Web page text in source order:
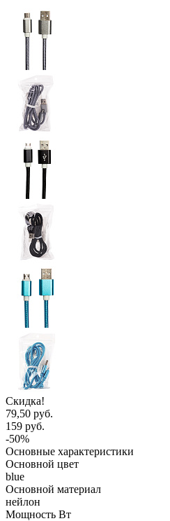
Скидка!
79,50 руб.
159 руб.
-50%
Основные характеристики
Основной цвет
blue
Основной материал
нейлон
Мощность Вт